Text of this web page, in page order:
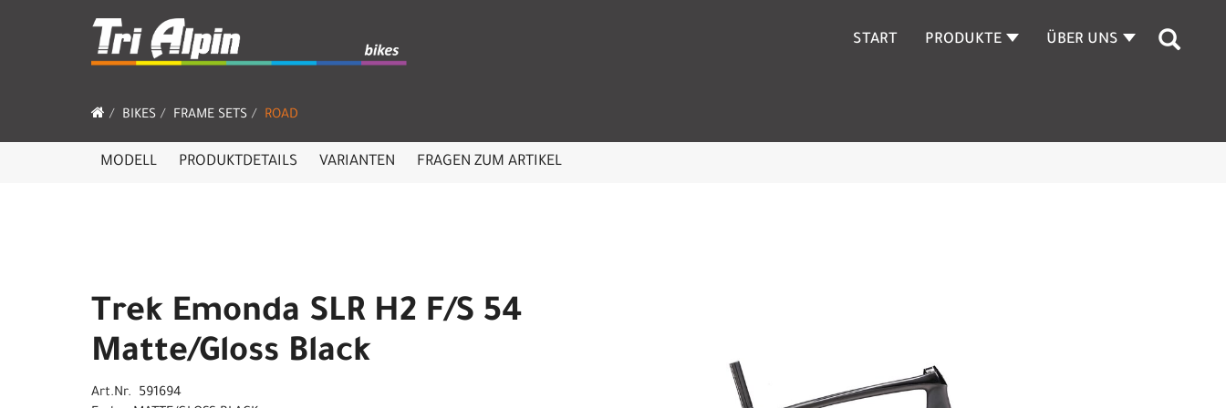
START PRODUKTE ÜBER UNS
BIKES FRAME SETS ROAD
MODELL PRODUKTDETAILS VARIANTEN FRAGEN ZUM ARTIKEL
Trek Emonda SLR H2 F/S 54
Matte/Gloss Black
Art.Nr. 591694